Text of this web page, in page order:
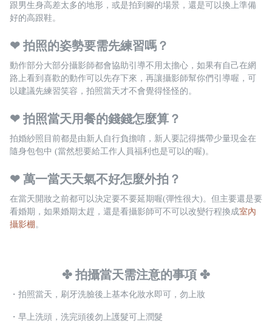
跟男生身高差太多的地形，或是拍到腳的場景，還是可以換上準備
好的高跟鞋。
❤︎ 拍照的姿勢要需先練習嗎？
動作部分大部分攝影師都會協助引導不用太擔心，如果有自己在網
路上看到喜歡的動作可以先存下來，再讓攝影師幫你們引導喔，可
以建議先練習笑容，拍照當天才不會覺得怪怪的。
❤︎ 拍照當天用餐的錢錢怎麼算？
拍婚紗照目前都是由新人自行負擔唷，新人要記得攜帶少量現金在
隨身包包中 (當然想要給工作人員福利也是可以的喔)。
❤︎ 萬一當天天氣不好怎麼外拍？
在當天開妝之前都可以決定要不要延期喔(彈性很大)。但主要還是要
看婚期，如果婚期太趕，還是看攝影師可不可以改變行程換成室內
攝影棚 。
✤ 拍攝當天需注意的事項 ✤
・拍照當天，刷牙洗臉後上基本化妝水即可，勿上妝
・早上洗頭，洗完頭後勿上護髮可上潤髮